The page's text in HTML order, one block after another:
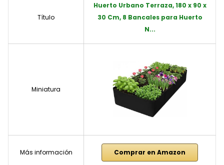
Título
Huerto Urbano Terraza, 180 x 90 x
30 Cm, 8 Bancales para Huerto
N...
Miniatura
Más información Comprar en Amazon